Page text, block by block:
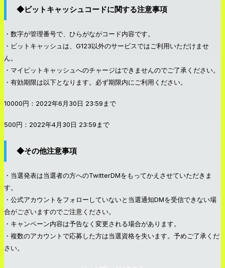
◆ビットキャッシュコードに関する注意事項
・数字が管理番号で、ひらがながコード内容です。
・ビットキャッシュは、G123以外のサービスではご利用いただけませ
ん。
・マイビットキャッシュへのチャージはできませんのでご了承ください。
・有効期限は以下となります。必ず期限内にご利用ください。
10000円：2022年6月30日 23:59まで
500円：2022年4月30日 23:59まで
◆その他注意事項
・当選発表は当選者の方へのTwitterDMをもってかえさせていただきま
す。
・公式アカウントをフォローしていないと当選通知DMを受信できない場
合がございますのでご注意ください。
・キャンペーン内容は予告なく変更される場合があります。
・複数のアカウントで応募した方は当選資格を失います。予めご了承くだ
さい。